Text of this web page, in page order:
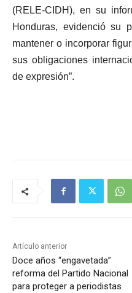
(RELE-CIDH), en su
Honduras, evidenció su
mantener o incorporar
sus obligaciones
de expresión”.
Artículo anterior
Doce años “engavetada”
reforma del Partido Nacional
para proteger a periodistas